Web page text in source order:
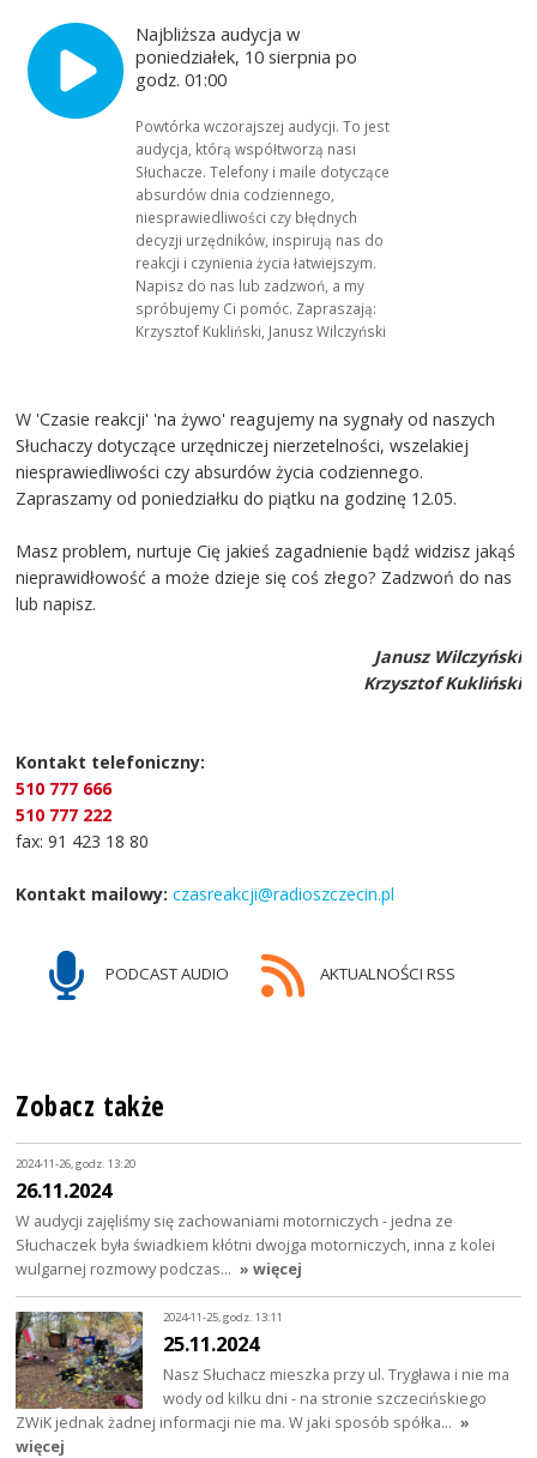
Najbliższa audycja w
poniedziałek, 10 sierpnia po
godz. 01:00
Powtórka wczorajszej audycji. To jest
audycja, którą współtworzą nasi
Słuchacze. Telefony i maile dotyczące
absurdów dnia codziennego,
niesprawiedliwości czy błędnych
decyzji urzędników, inspirują nas do
reakcji i czynienia życia łatwiejszym.
Napisz do nas lub zadzwoń, a my
spróbujemy Ci pomóc. Zapraszają:
Krzysztof Kukliński, Janusz Wilczyński
W 'Czasie reakcji' 'na żywo' reagujemy na sygnały od naszych
Słuchaczy dotyczące urzędniczej nierzetelności, wszelakiej
niesprawiedliwości czy absurdów życia codziennego.
Zapraszamy od poniedziałku do piątku na godzinę 12.05.
Masz problem, nurtuje Cię jakieś zagadnienie bądź widzisz jakąś
nieprawidłowość a może dzieje się coś złego? Zadzwoń do nas
lub napisz.
Janusz Wilczyński
Krzysztof Kukliński
Kontakt telefoniczny:
510 777 666
510 777 222
fax: 91 423 18 80
Kontakt mailowy: czasreakcji@radioszczecin.pl
PODCAST AUDIO AKTUALNOŚCI RSS
Zobacz także
2024-11-26, godz. 13:20
26.11.2024
W audycji zajęliśmy się zachowaniami motorniczych - jedna ze
Słuchaczek była świadkiem kłótni dwojga motorniczych, inna z kolei
wulgarnej rozmowy podczas… » więcej
2024-11-25, godz. 13:11
25.11.2024
Nasz Słuchacz mieszka przy ul. Trygława i nie ma
wody od kilku dni - na stronie szczecińskiego
ZWiK jednak żadnej informacji nie ma. W jaki sposób spółka… »
więcej